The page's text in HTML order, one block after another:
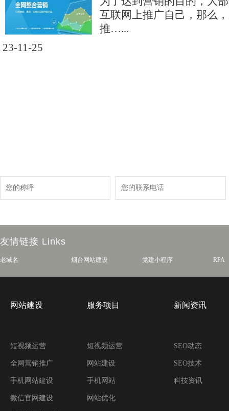
互联网上推广自己，那么
推…...
23-11-25
友情链接 Links
老域名 烟台网站建设 党建小程序 RPA
网站建设
短视频运营
全网营销推广
手机网站建设
微信官网建设
服务项目
短视频运营
网站建设
手机网站
网站优化
新闻资讯
SEO动态
SEO技术
科技资讯